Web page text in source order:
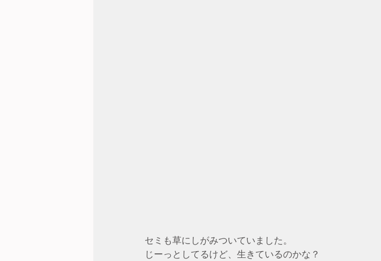
セミも草にしがみついていました。
じーっとしてるけど、生きているのかな？